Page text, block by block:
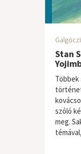
Stan
szóló
meg.